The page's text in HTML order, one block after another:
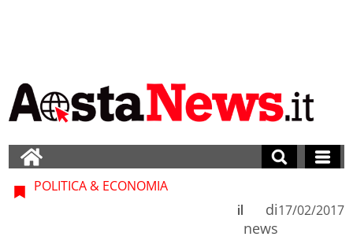
POLITICA & ECONOMIA
di
news
il 17/02/2017